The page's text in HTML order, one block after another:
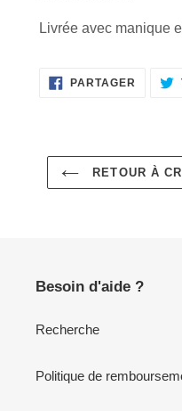
Livrée avec manique
PARTAGER
SUR
RETOUR À
Besoin d'aide ?
Recherche
Politique de